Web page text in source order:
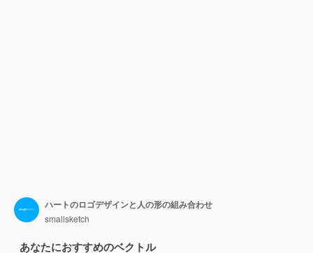
ハートのロゴデザインと人の形の組み合わせ
smallsketch
あなたにおすすめのベクトル